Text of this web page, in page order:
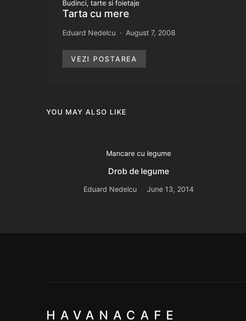
Budinci, tarte si foietaje
Tarta cu mere
Eduard Nedelcu August 7, 2008
VEZI POSTAREA
YOU MAY ALSO LIKE
Mancare cu legume
Drob de legume
Eduard Nedelcu June 13, 2014
HAVANACAFE